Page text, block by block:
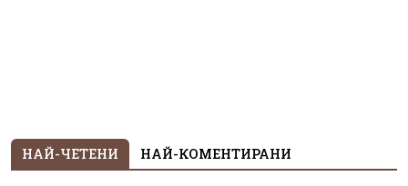
НАЙ-ЧЕТЕНИ НАЙ-КОМЕНТИРАНИ